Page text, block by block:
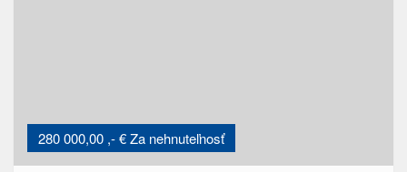
280 000,00 ,- € Za nehnuteľnosť